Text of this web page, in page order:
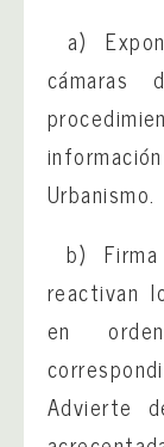
a)
cámaras
Urbanismo.
b)
reactivan
en
Advierte